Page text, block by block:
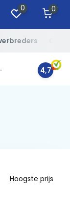
0 0
4,7
Hoogste prijs